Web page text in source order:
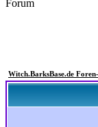
Forum
Witch.BarksBase.de